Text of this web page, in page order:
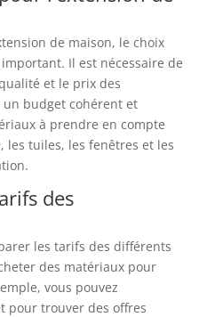
de maison, le choix
Il est nécessaire de
et le prix des
budget cohérent et
à prendre en compte
les tuiles, les fenêtres et les
des
les tarifs des différents
des matériaux pour
vous pouvez
pour trouver des offres